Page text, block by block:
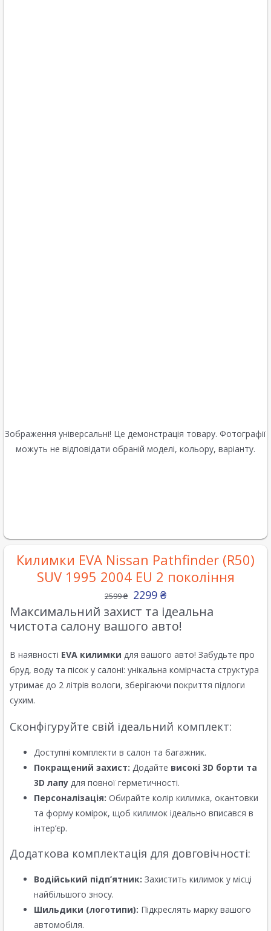
Зображення універсальні! Це демонстрація товару. Фотографії
можуть не відповідати обраній моделі, кольору, варіанту.
Килимки EVA Nissan Pathfinder (R50)
SUV 1995 2004 EU 2 покоління
2599₴ 2299 ₴
Максимальний захист та ідеальна
чистота салону вашого авто!
В наявності EVA килимки для вашого авто! Забудьте про
бруд, воду та пісок у салоні: унікальна комірчаста структура
утримає до 2 літрів вологи, зберігаючи покриття підлоги
сухим.
Сконфігуруйте свій ідеальний комплект:
Доступні комплекти в салон та багажник.
Покращений захист: Додайте високі 3D борти та
3D лапу для повної герметичності.
Персоналізація: Обирайте колір килимка, окантовки
та форму комірок, щоб килимок ідеально вписався в
інтер’єр.
Додаткова комплектація для довговічності:
Водійський підп’ятник: Захистить килимок у місці
найбільшого зносу.
Шильдики (логотипи): Підкреслять марку вашого
автомобіля.